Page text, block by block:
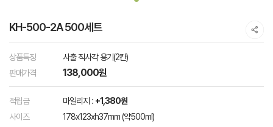
KH-500-2A 500세트
상품특징
사출 직사각 용기(2칸)
판매가격
138,000원
적립금 마일리지 : +1,380원
사이즈
178x123xh37mm (약500ml)